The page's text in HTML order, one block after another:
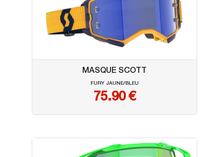
MASQUE SCOTT
FURY JAUNE/BLEU
75.90€